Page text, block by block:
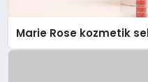
Marie Rose kozmetik